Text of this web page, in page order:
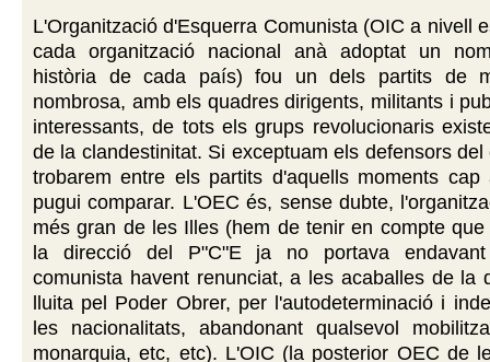
L'Organització d'Esquerra Comunista (OIC a nivell
cada organització nacional anà adoptat un
història de cada país) fou un dels partits de
nombrosa, amb els quadres dirigents, militants i
interessants, de tots els grups revolucionaris
de la clandestinitat. Si exceptuam els defensors del
trobarem entre els partits d'aquells moments
pugui comparar. L'OEC és, sense dubte,
més gran de les Illes (hem de tenir en compte
la direcció del P"C"E ja no portava
comunista havent renunciat, a les acaballes de la
lluita pel Poder Obrer, per l'autodeterminació i
les nacionalitats, abandonant qualsevol
monarquia, etc, etc). L'OIC (la posterior OEC de